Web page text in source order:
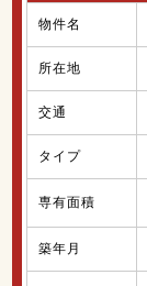
物件名
所在地
交通
タイプ
専有面積
築年月